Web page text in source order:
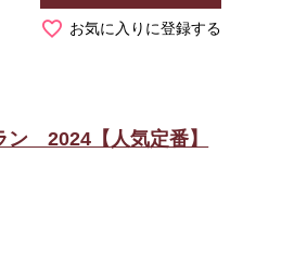
お気に入りに登録する
2024【人気定番】